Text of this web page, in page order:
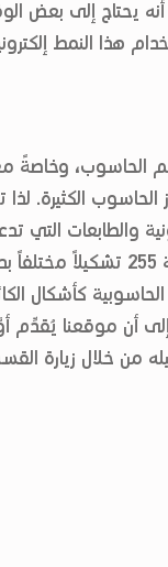
يحتاج إلى بعض
هذا النمط
الحاسوب، وخاصةً
الحاسوب الكثيرة.
والطابعات التي
كأشكال
أن موقعنا يُقدِّم
من خلال زيارة